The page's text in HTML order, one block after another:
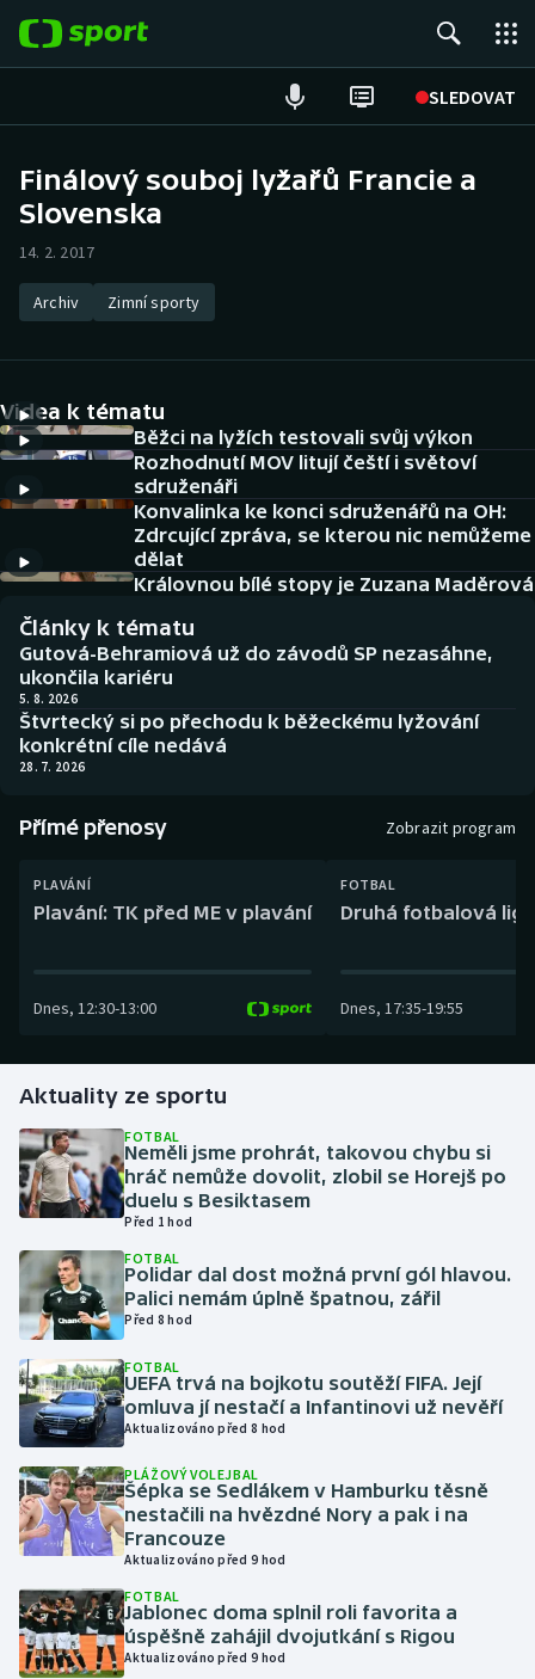
SLEDOVAT
Hokej
Atletika
DALŠÍ SPORTY
Americký fotbal
Baseball a softbal
Biatlon
Boby a skeleton
Curling
Dostihy
Futsal
Golf
Gymnastika
Házená
Judo
Krasobruslení
Lezení
Lyže a snowboard
Moderní pětiboj
Motorsport
Olympijské hry
NEPŘEHLÉDNĚTE
Aplikace ČT sport
AZ kvíz
Finálový souboj lyžařů Francie a
Slovenska
14. 2. 2017
Archiv Zimní sporty
Videa k tématu
Běžci na lyžích testovali svůj výkon
Rozhodnutí MOV litují čeští i světoví
sdruženáři
Konvalinka ke konci sdruženářů na OH:
Zdrcující zpráva, se kterou nic nemůžeme
dělat
Královnou bílé stopy je Zuzana Maděrová
Články k tématu
Gutová-Behramiová už do závodů SP nezasáhne,
ukončila kariéru
5. 8. 2026
Štvrtecký si po přechodu k běžeckému lyžování
konkrétní cíle nedává
28. 7. 2026
Přímé přenosy Zobrazit program
PLAVÁNÍ
Plavání: TK před ME v plavání
Dnes, 12:30-13:00
FOTBAL
Druhá fotbalová
Dnes, 17:35-19:55
Aktuality ze sportu
FOTBAL
Neměli jsme prohrát, takovou chybu si
hráč nemůže dovolit, zlobil se Horejš po
duelu s Besiktasem
Před 1 hod
FOTBAL
Polidar dal dost možná první gól hlavou.
Palici nemám úplně špatnou, zářil
Před 8 hod
FOTBAL
UEFA trvá na bojkotu soutěží FIFA. Její
omluva jí nestačí a Infantinovi už nevěří
Aktualizováno před 8 hod
PLÁŽOVÝ VOLEJBAL
Šépka se Sedlákem v Hamburku těsně
nestačili na hvězdné Nory a pak i na
Francouze
Aktualizováno před 9 hod
FOTBAL
Jablonec doma splnil roli favorita a
úspěšně zahájil dvojutkání s Rigou
Aktualizováno před 9 hod